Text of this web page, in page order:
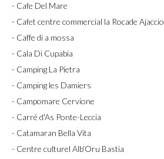
- Cafe Del Mare
- Cafet centre commercial la Rocade Ajaccio
- Caffe di a mossa
- Cala Di Cupabia
- Camping La Pietra
- Camping les Damiers
- Campomare Cervione
- Carré d'As Ponte-Leccia
- Catamaran Bella Vita
- Centre culturel Alb'Oru Bastia